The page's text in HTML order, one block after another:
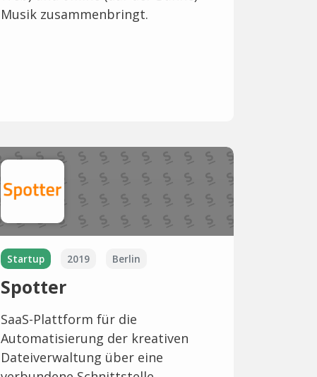
Musik zusammenbringt.
Startup 2019 Berlin
Spotter
SaaS-Plattform für die
Automatisierung der kreativen
Dateiverwaltung über eine